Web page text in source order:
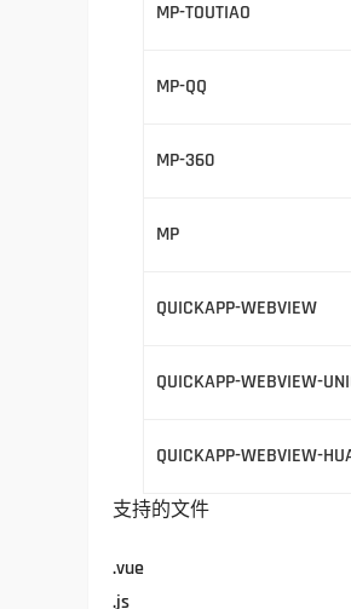
MP-TOUTIAO
MP-QQ
MP-360
MP
QUICKAPP-WEBVIEW
QUICKAPP-WEBVIEW-
QUICKAPP-WEBVIEW-
支持的文件
.vue
.js